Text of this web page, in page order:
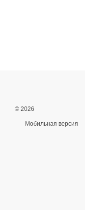
© 2026
Мобильная версия